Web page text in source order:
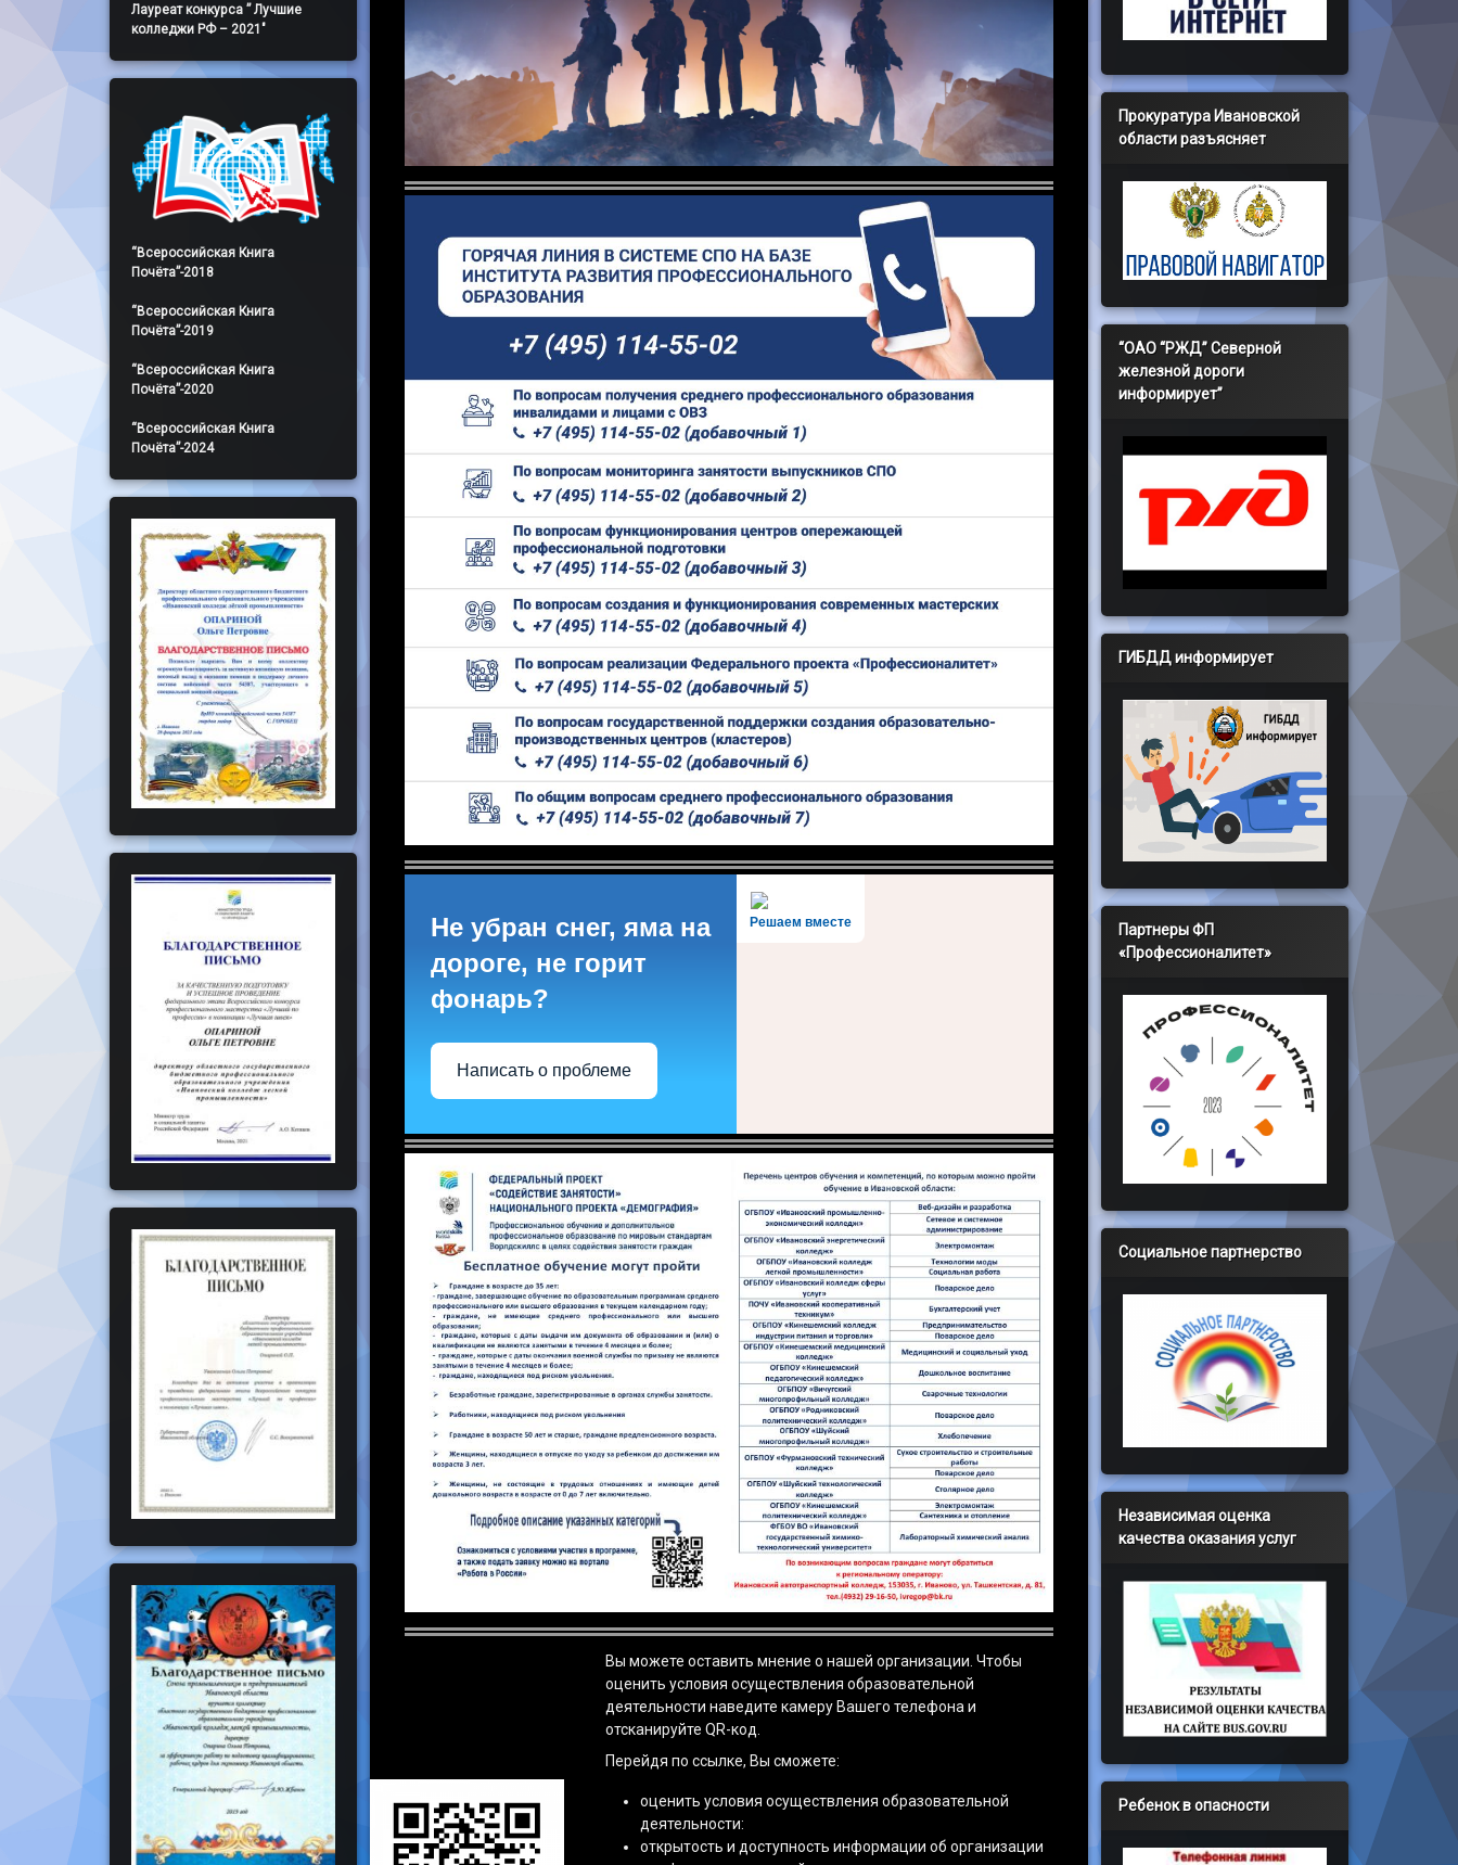
Решаем вместе
Не убран снег, яма на
дороге, не горит
фонарь?
Написать о проблеме
Вы можете оставить мнение о нашей организации. Чтобы
оценить условия осуществления образовательной
деятельности наведите камеру Вашего телефона и
отсканируйте QR-код.
Перейдя по ссылке, Вы сможете:
оценить условия осуществления образовательной
деятельности:
открытость и доступность информации об организации
Лауреат конкурса ” Лучшие
колледжи РФ – 2021″
“Всероссийская Книга
Почёта”-2018
“Всероссийская Книга
Почёта”-2019
“Всероссийская Книга
Почёта”-2020
“Всероссийская Книга
Почёта”-2024
Прокуратура Ивановской
области разъясняет
“ОАО “РЖД” Северной
железной дороги
информирует”
ГИБДД информирует
Партнеры ФП
«Профессионалитет»
Социальное партнерство
Независимая оценка
качества оказания услуг
Ребенок в опасности